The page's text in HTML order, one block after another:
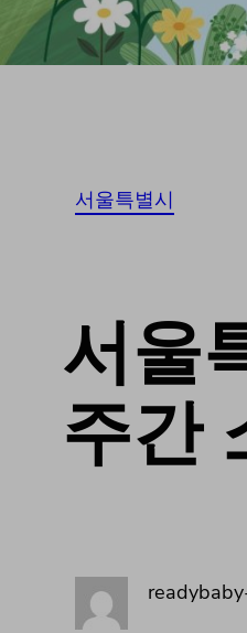
서울특별시
서울
주간